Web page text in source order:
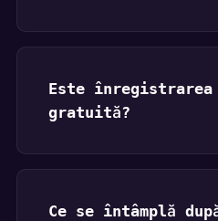
Este înregistrarea
gratuită?
Ce se întâmplă